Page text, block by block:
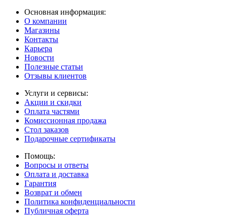
Основная информация:
О компании
Магазины
Контакты
Карьера
Новости
Полезные статьи
Отзывы клиентов
Услуги и сервисы:
Акции и скидки
Оплата частями
Комиссионная продажа
Стол заказов
Подарочные сертификаты
Помощь:
Вопросы и ответы
Оплата и доставка
Гарантия
Возврат и обмен
Политика конфиденциальности
Публичная оферта